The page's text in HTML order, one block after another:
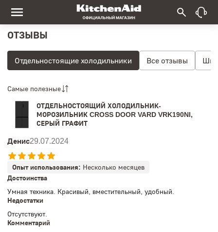
ОТЗЫВЫ
Все отзывы
Отдельностоящие холодильники
Самые полезные
ОТДЕЛЬНОСТОЯЩИЙ ХОЛОДИЛЬНИК-
МОРОЗИЛЬНИК CROSS DOOR VARD VRK190NI,
СЕРЫЙ ГРАФИТ
Денис29.07.2024
Опыт использования: Несколько месяцев
Достоинства
Умная техника. Красивый, вместительный, удобный.
Недостатки
Отсутствуют.
Комментарий